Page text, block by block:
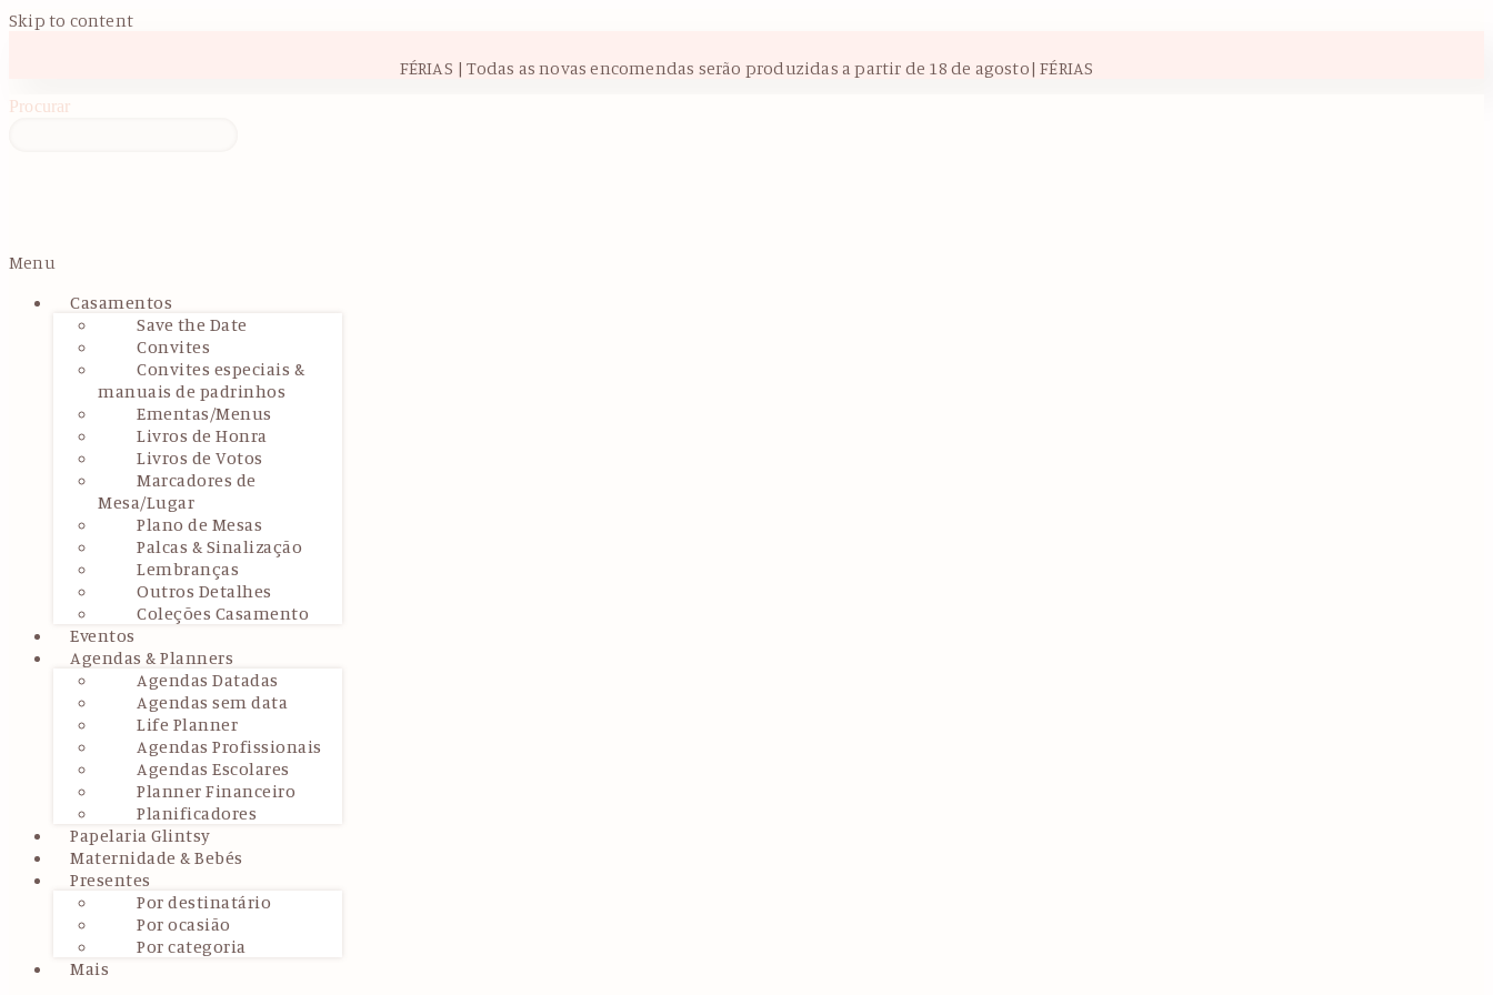
Skip to content
FÉRIAS | Todas as novas encomendas serão produzidas a partir de 18 de agosto| FÉRIAS
Procurar
Menu
Casamentos
Save the Date
Convites
Convites especiais &
manuais de padrinhos
Ementas/Menus
Livros de Honra
Livros de Votos
Marcadores de
Mesa/Lugar
Plano de Mesas
Palcas & Sinalização
Lembranças
Outros Detalhes
Coleções Casamento
Eventos
Agendas & Planners
Agendas Datadas
Agendas sem data
Life Planner
Agendas Profissionais
Agendas Escolares
Planner Financeiro
Planificadores
Papelaria Glintsy
Maternidade & Bebés
Presentes
Por destinatário
Por ocasião
Por categoria
Mais